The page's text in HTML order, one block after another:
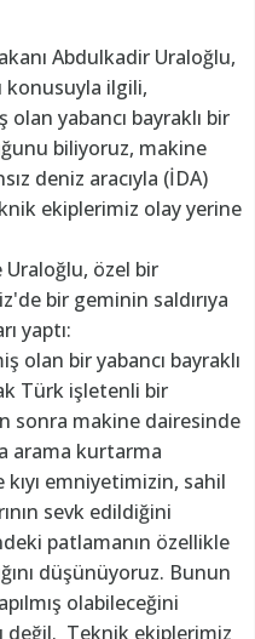
Abdulkadir Uraloğlu,
konusuyla ilgili,
yabancı bayraklı bir
biliyoruz, makine
deniz aracıyla (İDA)
ekiplerimiz olay yerine
Uraloğlu, özel bir
bir geminin saldırıya
yaptı:
olan bir yabancı bayraklı
Türk işletenli bir
sonra makine dairesinde
arama kurtarma
emniyetimizin, sahil
sevk edildiğini
patlamanın özellikle
düşünüyoruz. Bunun
olabileceğini
değil. Teknik ekiplerimiz